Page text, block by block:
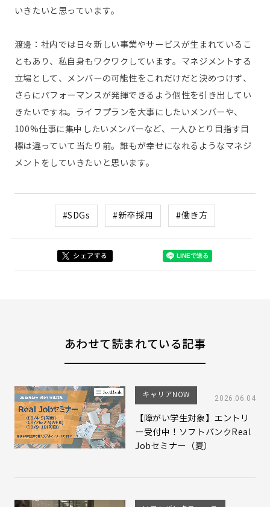
いきたいと思っています。
渡邊：社内では日々新しい事業やサービスが生まれているこ
ともあり、私自身もワクワクしています。マネジメントする
立場として、メンバーの可能性をこれだけだと決めつけず、
さらにパフォーマンスが発揮できるよう個性を引き出してい
きたいですね。ライフプランを大事にしたいメンバーや、
100%仕事に集中したいメンバーなど、一人ひとり目指す目
標は違っていて当たり前。誰もが幸せになれるようなマネジ
メントをしていきたいと思います。
#SDGs #新卒採用 #働き方
シェアする
あわせて読まれている記事
キャリアNOW 2026.06.04
【障がい学生対象】エントリ
ー受付中！ソフトバンクReal
Jobセミナー（夏）